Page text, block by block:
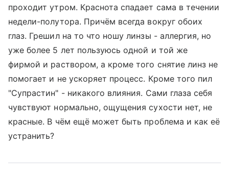
проходит утром. Краснота спадает сама в течении
недели-полутора. Причём всегда вокруг обоих
глаз. Грешил на то что ношу линзы - аллергия, но
уже более 5 лет пользуюсь одной и той же
фирмой и раствором, а кроме того снятие линз не
помогает и не ускоряет процесс. Кроме того пил
"Супрастин" - никакого влияния. Сами глаза себя
чувствуют нормально, ощущения сухости нет, не
красные. В чём ещё может быть проблема и как её
устранить?